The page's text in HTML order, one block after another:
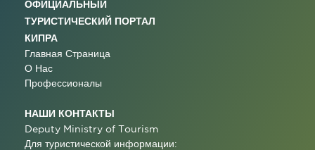
ОФИЦИАЛЬНЫЙ
ТУРИСТИЧЕСКИЙ ПОРТАЛ
КИПРА
Главная Страница
О Нас
Профессионалы
НАШИ КОНТАКТЫ
Deputy Ministry of Tourism
Для туристической информации: